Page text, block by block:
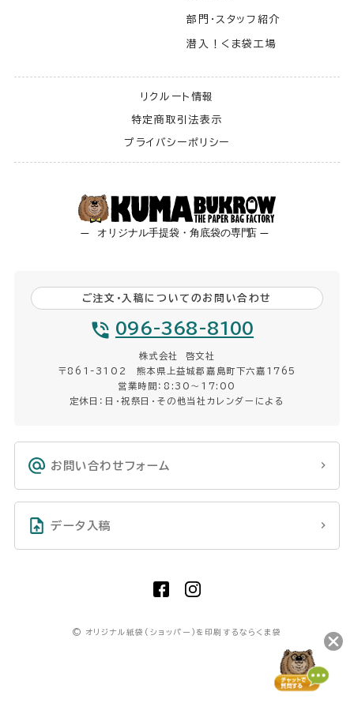
ご注文・入稿についてのお問い合わせ
096-368-8100
株式会社 啓文社
〒861-3102 熊本県上益城郡嘉島町下六嘉1765
営業時間：8:30〜17:00
定休日：日・祝祭日・その他当社カレンダーによる
お問い合わせフォーム
データ入稿
部門・スタッフ紹介
潜入！くま袋工場
リクルート情報
特定商取引法表示
プライバシーポリシー
© オリジナル紙袋(ショッパー)を印刷するならくま袋